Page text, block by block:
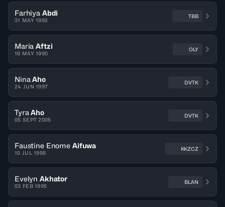
Farhiya Abdi
31 MAY 1992
TBB
Maria Aftzi
18 MAY 1990
OLY
Nina Aho
24 JUN 1997
DVTK
Tyra Aho
05 SEPT 2005
DVTK
Faustine Enome Aifuwa
10 JUL 1998
KKZCZ
Evelyn Akhator
03 FEB 1995
BLAN